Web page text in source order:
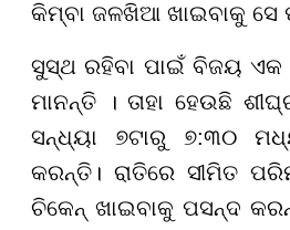
କିମ୍ବା ଜଳଖିଆ ଖାଇବାକୁ ସେ
ସୁସ୍ଥ ରହିବା ପାଇଁ ବିଜୟ
ମାନନ୍ତି । ତାହା ହେଉଛି
ସନ୍ଧ୍ୟା ୭ଟାରୁ ୭:୩୦
କରନ୍ତି। ରାତିରେ ସୀମିତ
ଚିକେନ୍ ଖାଇବାକୁ ପସନ୍ଦ